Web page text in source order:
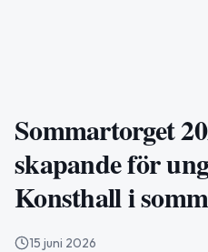
Sommartorget
skapande för
Konsthall i
15 juni 2026